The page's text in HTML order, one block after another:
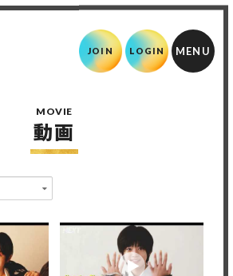
JOIN LOGIN
MOVIE
動画